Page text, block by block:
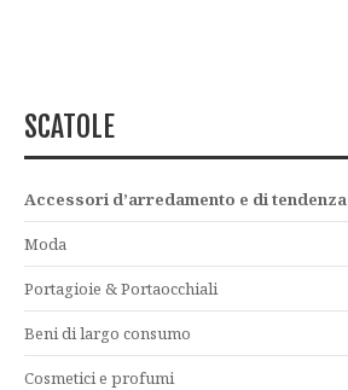
SCATOLE
Accessori d’arredamento e di tendenza
Moda
Portagioie & Portaocchiali
Beni di largo consumo
Cosmetici e profumi